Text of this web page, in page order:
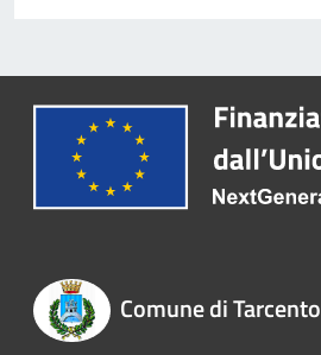
Comune di Tarcento